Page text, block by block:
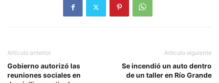
Artículo anterior
Gobierno autorizó las
reuniones sociales en
Artículo siguiente
Se incendió un auto dentro
de un taller en Río Grande